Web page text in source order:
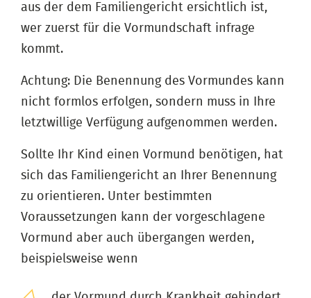
aus der dem Familiengericht ersichtlich ist,
wer zuerst für die Vormundschaft infrage
kommt.
Achtung: Die Benennung des Vormundes kann
nicht formlos erfolgen, sondern muss in Ihre
letztwillige Verfügung aufgenommen werden.
Sollte Ihr Kind einen Vormund benötigen, hat
sich das Familiengericht an Ihrer Benennung
zu orientieren. Unter bestimmten
Voraussetzungen kann der vorgeschlagene
Vormund aber auch übergangen werden,
beispielsweise wenn